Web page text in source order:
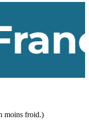
&
moins froid.)